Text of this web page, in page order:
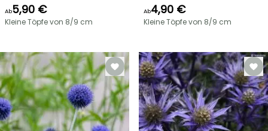
Ab5,90 €
Kleine Töpfe von 8/9 cm
Ab4,90 €
Kleine Töpfe von 8/9 cm